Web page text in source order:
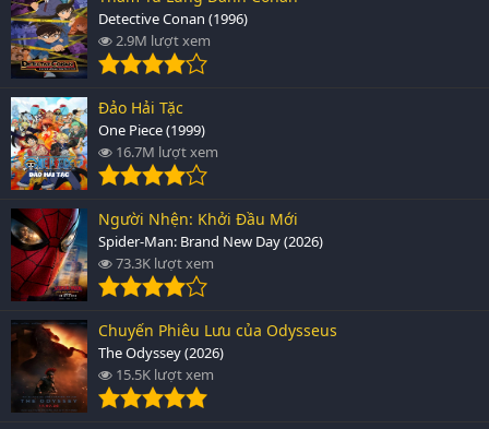
Detective Conan (1996)
2.9M lượt xem
Đảo Hải Tặc
One Piece (1999)
16.7M lượt xem
Người Nhện: Khởi Đầu Mới
Spider-Man: Brand New Day (2026)
73.3K lượt xem
Chuyến Phiêu Lưu của Odysseus
The Odyssey (2026)
15.5K lượt xem